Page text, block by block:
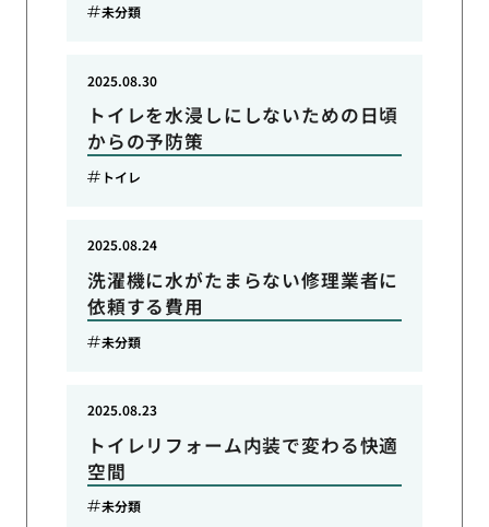
未分類
トイレを水浸しにしないための日頃
からの予防策
2025.08.30
トイレ
洗濯機に水がたまらない修理業者に
依頼する費用
2025.08.24
未分類
トイレリフォーム内装で変わる快適
空間
2025.08.23
未分類